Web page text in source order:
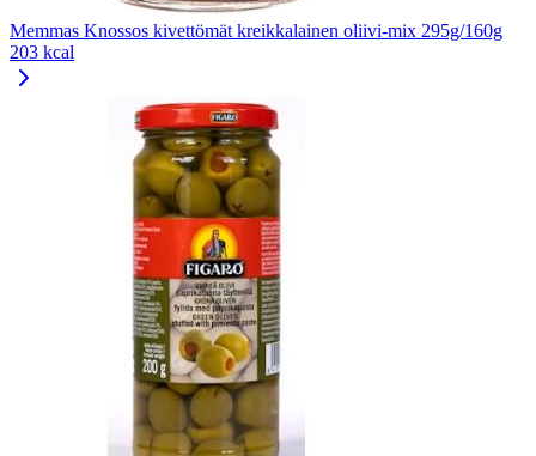
Memmas Knossos kivettömät kreikkalainen oliivi-mix 295g/160g
203 kcal